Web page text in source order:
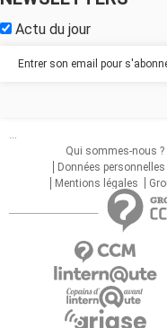
Actu du jour
...
Qui sommes-nous ?
Données personnelles
Mentions légales